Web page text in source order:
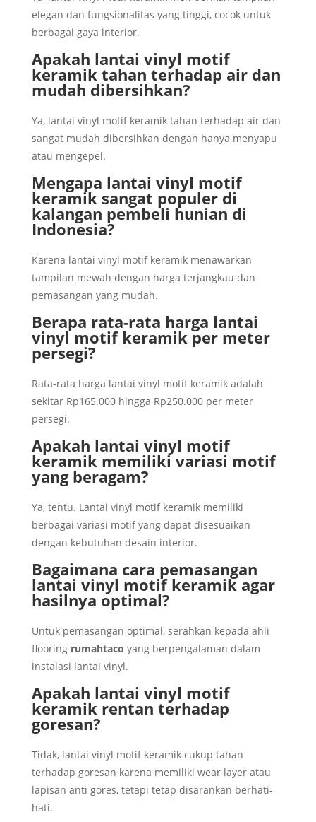
elegan dan fungsionalitas yang tinggi, cocok untuk
berbagai gaya interior.
Apakah lantai vinyl motif
keramik tahan terhadap air dan
mudah dibersihkan?
Ya, lantai vinyl motif keramik tahan terhadap air dan
sangat mudah dibersihkan dengan hanya menyapu
atau mengepel.
Mengapa lantai vinyl motif
keramik sangat populer di
kalangan pembeli hunian di
Indonesia?
Karena lantai vinyl motif keramik menawarkan
tampilan mewah dengan harga terjangkau dan
pemasangan yang mudah.
Berapa rata-rata harga lantai
vinyl motif keramik per meter
persegi?
Rata-rata harga lantai vinyl motif keramik adalah
sekitar Rp165.000 hingga Rp250.000 per meter
persegi.
Apakah lantai vinyl motif
keramik memiliki variasi motif
yang beragam?
Ya, tentu. Lantai vinyl motif keramik memiliki
berbagai variasi motif yang dapat disesuaikan
dengan kebutuhan desain interior.
Bagaimana cara pemasangan
lantai vinyl motif keramik agar
hasilnya optimal?
Untuk pemasangan optimal, serahkan kepada ahli
flooring rumahtaco yang berpengalaman dalam
instalasi lantai vinyl.
Apakah lantai vinyl motif
keramik rentan terhadap
goresan?
Tidak, lantai vinyl motif keramik cukup tahan
terhadap goresan karena memiliki wear layer atau
lapisan anti gores, tetapi tetap disarankan berhati-
hati.